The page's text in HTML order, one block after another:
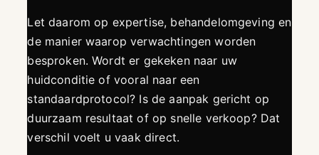
Let daarom op expertise, behandelomgeving en
de manier waarop verwachtingen worden
besproken. Wordt er gekeken naar uw
huidconditie of vooral naar een
standaardprotocol? Is de aanpak gericht op
duurzaam resultaat of op snelle verkoop? Dat
verschil voelt u vaak direct.